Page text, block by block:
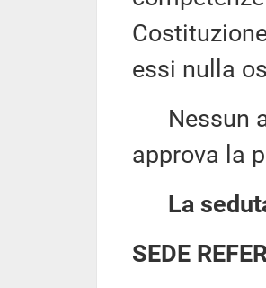
essi nulla
Nessun
approva la
La
SEDE